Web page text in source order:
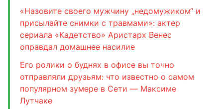
«Назовите своего мужчину „недомужиком“ и
присылайте снимки с травмами»: актер
сериала «Кадетство» Аристарх Венес
оправдал домашнее насилие
Его ролики о буднях в офисе вы точно
отправляли друзьям: что известно о самом
популярном зумере в Сети — Максиме
Лутчаке